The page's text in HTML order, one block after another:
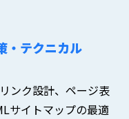
・テクニカル
ンク設計、ページ表
サイトマップの最適